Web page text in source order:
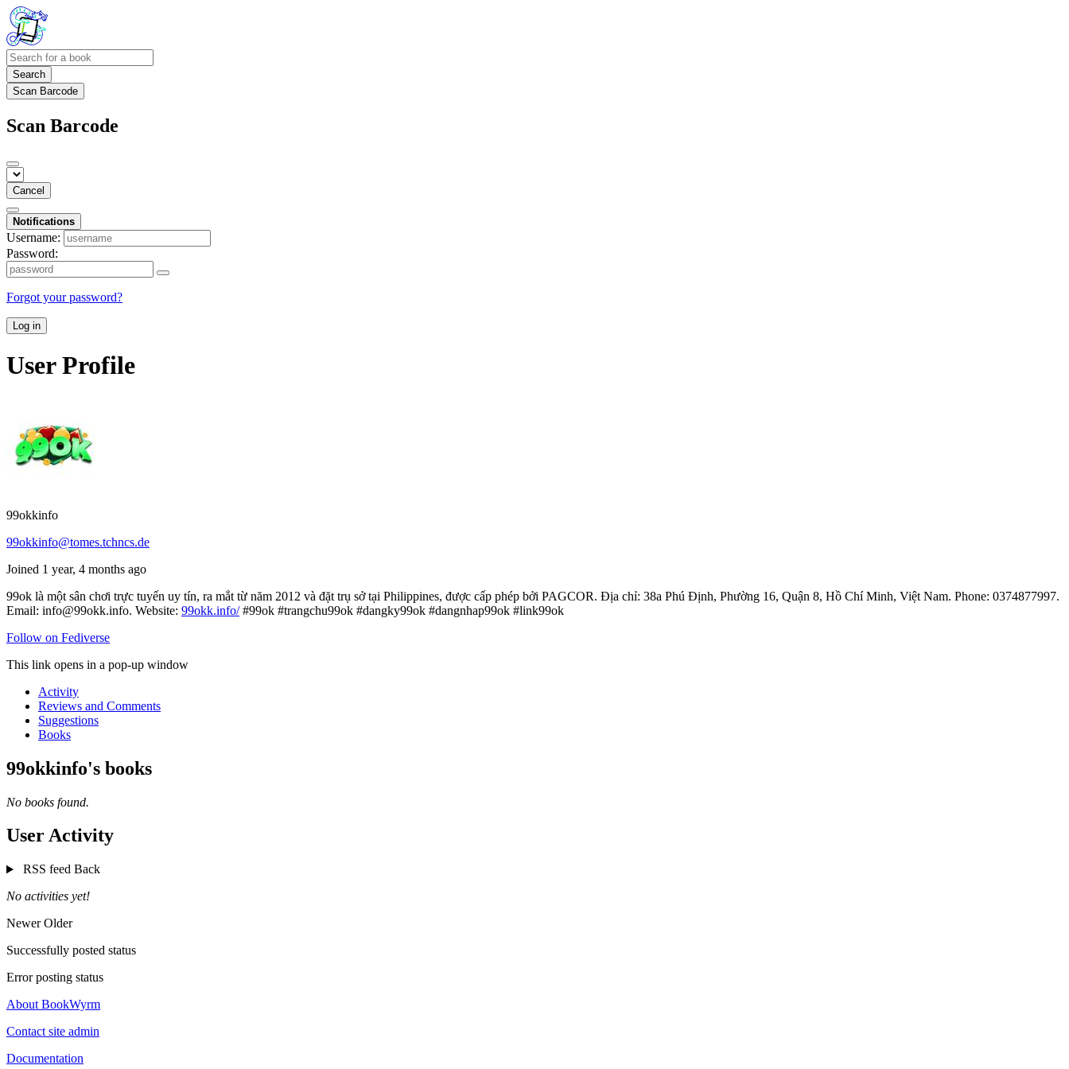
Search
Scan Barcode
Scan Barcode
Cancel
Notifications
Username:
Password:
Forgot your password?
Log in
User Profile
99okkinfo
99okkinfo@tomes.tchncs.de
Joined 1 year, 4 months ago
99ok là một sân chơi trực tuyến uy tín, ra mắt từ năm 2012 và đặt trụ sở tại Philippines, được cấp phép bởi PAGCOR. Địa chỉ: 38a Phú Định, Phường 16, Quận 8, Hồ Chí Minh, Việt Nam. Phone: 0374877997.
Email: info@99okk.info. Website: 99okk.info/#99ok #trangchu99ok #dangky99ok #dangnhap99ok #link99ok
Follow on Fediverse
This link opens in a pop-up window
Activity
Reviews and Comments
Suggestions
Books
99okkinfo's books
No books found.
User Activity
RSS feed Back
No activities yet!
NewerOlder
Successfully posted status
Error posting status
About BookWyrm
Contact site admin
Documentation